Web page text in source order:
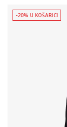
-20% U KOŠARICI